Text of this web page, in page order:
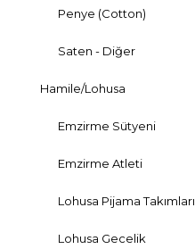
Penye (Cotton)
Saten - Diğer
Hamile/Lohusa
Emzirme Sütyeni
Emzirme Atleti
Lohusa Pijama Takımları
Lohusa Gecelik